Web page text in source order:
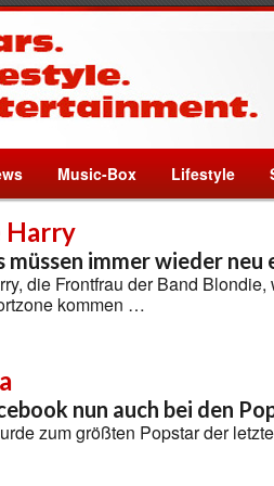
Music-Box Lifestyle
Harry
müssen immer wieder neu
die Frontfrau der Band
kommen …
nun auch bei den
zum größten Popstar der